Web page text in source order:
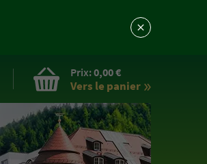
Prix:0,00 €
Vers le panier